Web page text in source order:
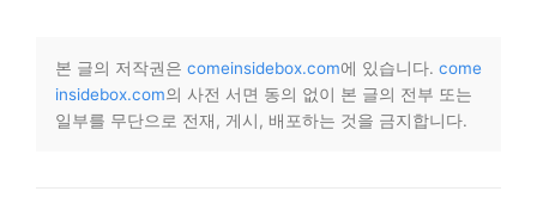
본 글의 저작권은 comeinsidebox.com에 있습니다. come
insidebox.com의 사전 서면 동의 없이 본 글의 전부 또는
일부를 무단으로 전재, 게시, 배포하는 것을 금지합니다.